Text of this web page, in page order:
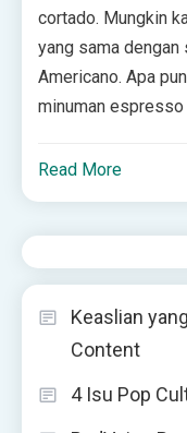
cortado. Mungkin
yang sama
Americano. Apa
minuman espresso
Read More
Keaslian
Content
4 Isu Pop